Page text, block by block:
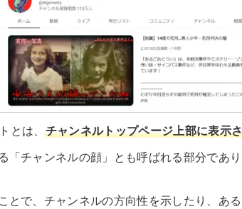
とは、 チャンネルトップページ上部に表示
「チャンネルの顔」とも呼ばれる部分であ
とで、チャンネルの方向性を示したり、あ